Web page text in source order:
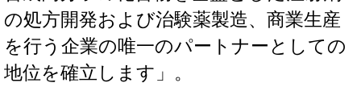
の処方開発および治験薬製造、商業生産
を行う企業の唯一のパートナーとしての
地位を確立します」。